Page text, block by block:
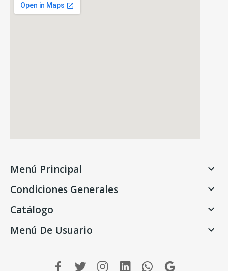
Menú Principal 
Condiciones Generales 
Catálogo 
Menú De Usuario 